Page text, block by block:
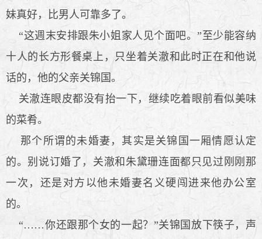
妹真好，比男人可靠多了。
“这週末安排跟朱小姐家人见个面吧。”至少能容纳
十人的长方形餐桌上，只坐着关澈和此时正在和他说
话的，他的父亲关锦国。
关澈连眼皮都没有抬一下，继续吃着眼前看似美味
的菜肴。
那个所谓的未婚妻，其实是关锦国一厢情愿认定
的。别说订婚了，关澈和朱黛珊连面都只见过刚刚那
一次，还是对方以他未婚妻名义硬闯进来他办公室
的。
“……你还跟那个女的一起？”关锦国放下筷子，声